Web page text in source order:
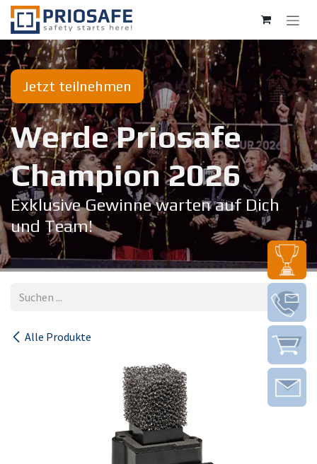
Zum Inhalt springen
Jetzt teilnehmen
Werde Priosafe
Champion 20​26
Exklusive Gewinne warten auf Dich
und Team!
Alle Produkte